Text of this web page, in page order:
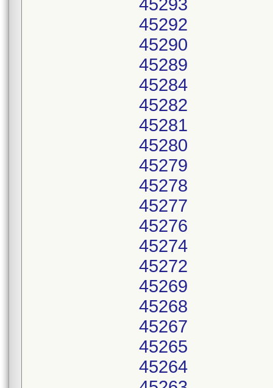
45293
45292
45290
45289
45284
45282
45281
45280
45279
45278
45277
45276
45274
45272
45269
45268
45267
45265
45264